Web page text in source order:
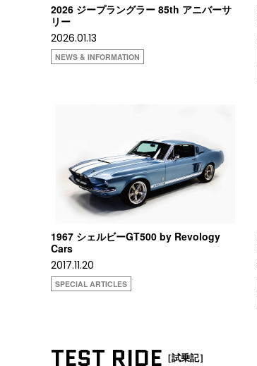
2026 ジープラングラー 85th アニバーサ
リー
2026.01.13
NEWS & INFORMATION
1967 シェルビーGT500 by Revology
Cars
2017.11.20
SPECIAL ARTICLES
TEST RIDE ［試乗記］